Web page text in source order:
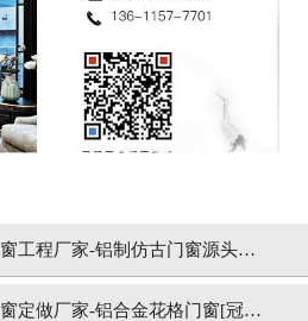
工程厂家-铝制仿古门窗源头工
定做厂家-铝合金花格门窗[冠墅